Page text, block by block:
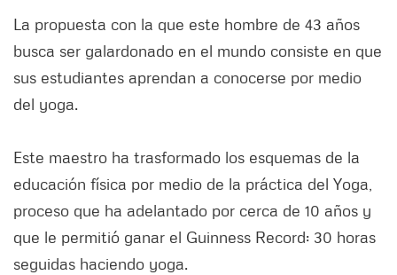
La propuesta con la que este hombre de 43 años
busca ser galardonado en el mundo consiste en que
sus estudiantes aprendan a conocerse por medio
del yoga.
Este maestro ha trasformado los esquemas de la
educación física por medio de la práctica del Yoga,
proceso que ha adelantado por cerca de 10 años y
que le permitió ganar el Guinness Record: 30 horas
seguidas haciendo yoga.